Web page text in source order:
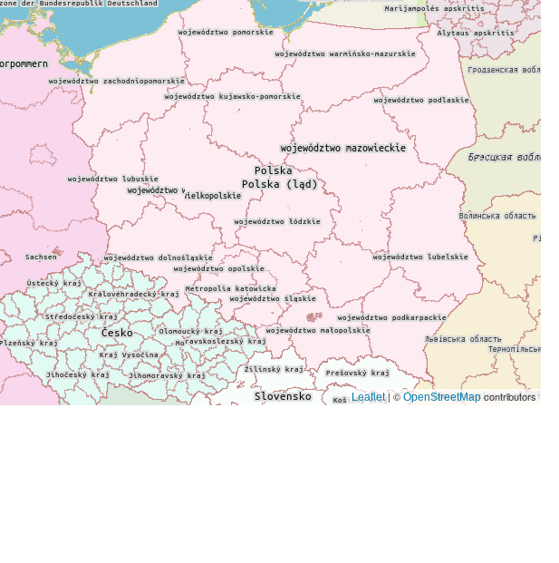
Leaflet| ©OpenStreetMapcontributors